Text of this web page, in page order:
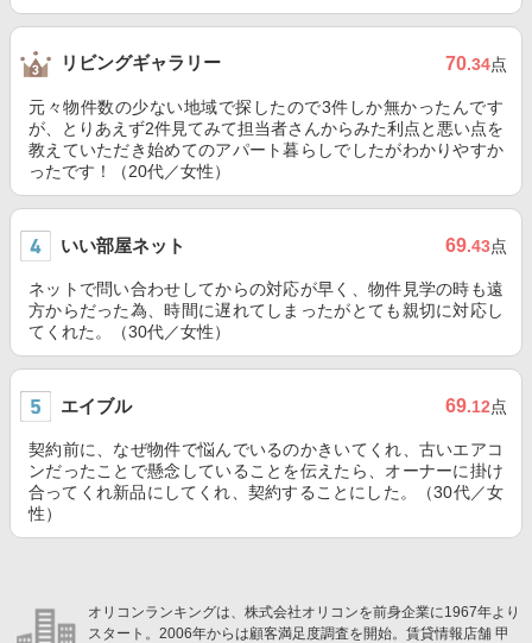
リビングギャラリー 70.34点
元々物件数の少ない地域で探したので3件しか無かったんです
が、とりあえず2件見てみて担当者さんからみた利点と悪い点を
教えていただき始めてのアパート暮らしでしたがわかりやすか
ったです！（20代／女性）
いい部屋ネット 69.43点
ネットで問い合わせしてからの対応が早く、物件見学の時も遠
方からだった為、時間に遅れてしまったがとても親切に対応し
てくれた。（30代／女性）
エイブル 69.12点
契約前に、なぜ物件で悩んでいるのかきいてくれ、古いエアコ
ンだったことで懸念していることを伝えたら、オーナーに掛け
合ってくれ新品にしてくれ、契約することにした。（30代／女
性）
オリコンランキングは、株式会社オリコンを前身企業に1967年より
スタート。2006年からは顧客満足度調査を開始。賃貸情報店舗 甲